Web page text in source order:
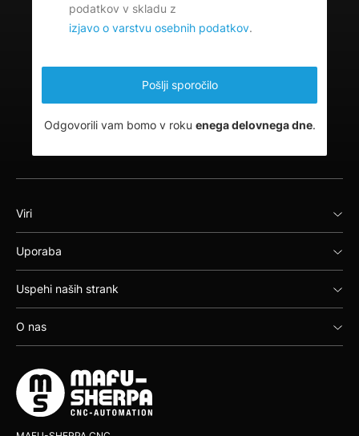
podatkov v skladu z
izjavo o varstvu osebnih podatkov.
Odgovorili vam bomo v roku enega delovnega dne.
Viri
Uporaba
Uspehi naših strank
O nas